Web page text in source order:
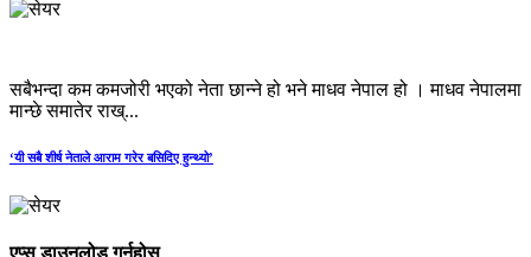
सबैभन्दा कम कमजोरी भएको नेता छान्ने हो भने माधव नेपाल हो । माधव नेपालमा
मान्छे समातेर राख्...
‘यी सबै शीर्ष नेताले आराम गरेर बसिदिए हुन्थ्यो’
एप्स डाउनलोड गर्नुहोस्